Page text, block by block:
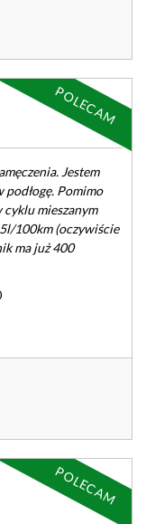
Jestem
Pomimo
cyklu mieszanym
100km (oczywiście
ma już 400
POLECAM
POLECAM